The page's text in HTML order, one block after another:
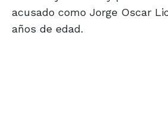
acusado como Jorge Oscar
años de edad.